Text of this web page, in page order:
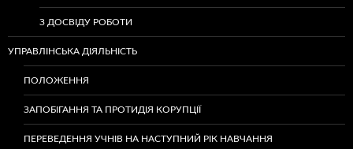
З ДОСВІДУ РОБОТИ
УПРАВЛІНСЬКА ДІЯЛЬНІСТЬ
ПОЛОЖЕННЯ
ЗАПОБІГАННЯ ТА ПРОТИДІЯ КОРУПЦІЇ
ПЕРЕВЕДЕННЯ УЧНІВ НА НАСТУПНИЙ РІК НАВЧАННЯ